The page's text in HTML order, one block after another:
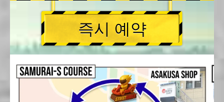
즉시 예약